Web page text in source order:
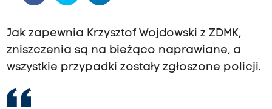
Jak zapewnia Krzysztof Wojdowski z ZDMK,
zniszczenia są na bieżąco naprawiane, a
wszystkie przypadki zostały zgłoszone policji.